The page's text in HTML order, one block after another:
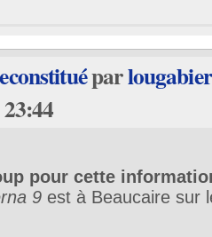
parlougabier
pour cette
9est à Beaucaire sur